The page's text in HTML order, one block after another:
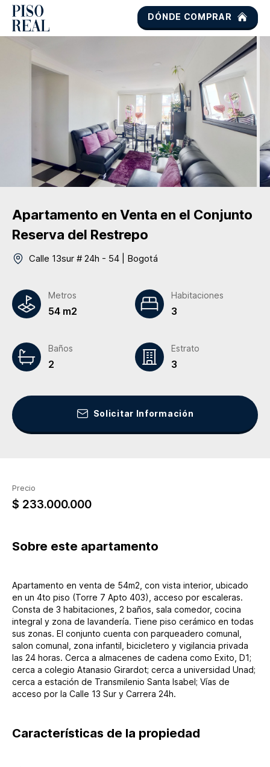
DÓNDE COMPRAR
Apartamento en Venta en el Conjunto
Reserva del Restrepo
Calle 13sur # 24h - 54 Bogotá
Metros
54 m2
Habitaciones
3
Baños
2
Estrato
3
Solicitar Información
Precio
$ 233.000.000
Sobre este apartamento
Apartamento en venta de 54m2, con vista interior, ubicado
en un 4to piso (Torre 7 Apto 403), acceso por escaleras.
Consta de 3 habitaciones, 2 baños, sala comedor, cocina
integral y zona de lavandería. Tiene piso cerámico en todas
sus zonas. El conjunto cuenta con parqueadero comunal,
salon comunal, zona infantil, bicicletero y vigilancia privada
las 24 horas. Cerca a almacenes de cadena como Exito, D1;
cerca a colegio Atanasio Girardot; cerca a universidad Unad;
cerca a estación de Transmilenio Santa Isabel; Vías de
acceso por la Calle 13 Sur y Carrera 24h.
Características de la propiedad